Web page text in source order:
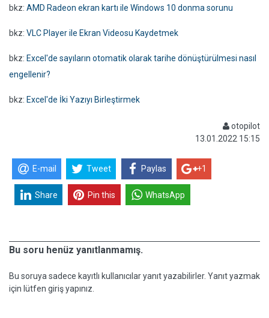
bkz: AMD Radeon ekran kartı ile Windows 10 donma sorunu
bkz: VLC Player ile Ekran Videosu Kaydetmek
bkz: Excel'de sayıların otomatik olarak tarihe dönüştürülmesi nasıl
engellenir?
bkz: Excel'de İki Yazıyı Birleştirmek
otopilot
13.01.2022 15:15
E-mail Tweet Paylas +1
Share Pin this WhatsApp
Bu soru henüz yanıtlanmamış.
Bu soruya sadece kayıtlı kullanıcılar yanıt yazabilirler. Yanıt yazmak
için lütfen giriş yapınız.